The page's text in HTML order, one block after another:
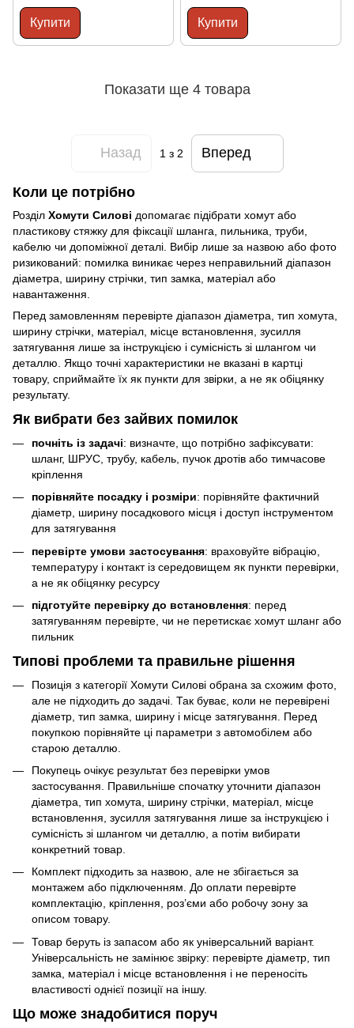
Купити Купити
Показати ще 4 товара
Назад 1 з 2 Вперед
Коли це потрібно
Розділ Хомути Силові допомагає підібрати хомут або
пластикову стяжку для фіксації шланга, пильника, труби,
кабелю чи допоміжної деталі. Вибір лише за назвою або фото
ризикований: помилка виникає через неправильний діапазон
діаметра, ширину стрічки, тип замка, матеріал або
навантаження.
Перед замовленням перевірте діапазон діаметра, тип хомута,
ширину стрічки, матеріал, місце встановлення, зусилля
затягування лише за інструкцією і сумісність зі шлангом чи
деталлю. Якщо точні характеристики не вказані в картці
товару, сприймайте їх як пункти для звірки, а не як обіцянку
результату.
Як вибрати без зайвих помилок
почніть із задачі: визначте, що потрібно зафіксувати:
шланг, ШРУС, трубу, кабель, пучок дротів або тимчасове
кріплення
порівняйте посадку і розміри: порівняйте фактичний
діаметр, ширину посадкового місця і доступ інструментом
для затягування
перевірте умови застосування: враховуйте вібрацію,
температуру і контакт із середовищем як пункти перевірки,
а не як обіцянку ресурсу
підготуйте перевірку до встановлення: перед
затягуванням перевірте, чи не перетискає хомут шланг або
пильник
Типові проблеми та правильне рішення
Позиція з категорії Хомути Силові обрана за схожим фото,
але не підходить до задачі. Так буває, коли не перевірені
діаметр, тип замка, ширину і місце затягування. Перед
покупкою порівняйте ці параметри з автомобілем або
старою деталлю.
Покупець очікує результат без перевірки умов
застосування. Правильніше спочатку уточнити діапазон
діаметра, тип хомута, ширину стрічки, матеріал, місце
встановлення, зусилля затягування лише за інструкцією і
сумісність зі шлангом чи деталлю, а потім вибирати
конкретний товар.
Комплект підходить за назвою, але не збігається за
монтажем або підключенням. До оплати перевірте
комплектацію, кріплення, роз’єми або робочу зону за
описом товару.
Товар беруть із запасом або як універсальний варіант.
Універсальність не замінює звірку: перевірте діаметр, тип
замка, матеріал і місце встановлення і не переносіть
властивості однієї позиції на іншу.
Що може знадобитися поруч